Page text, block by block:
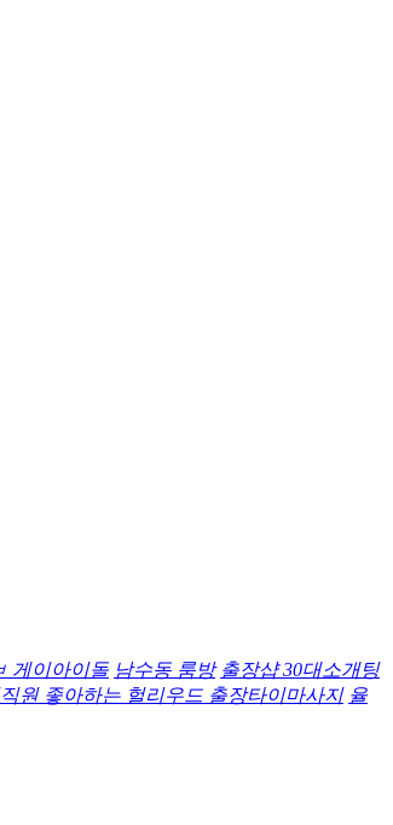
게이아이돌 남수동 룸방 출장샵 30대소개팅
원 좋아하는 헐리우드 출장타이마사지 율